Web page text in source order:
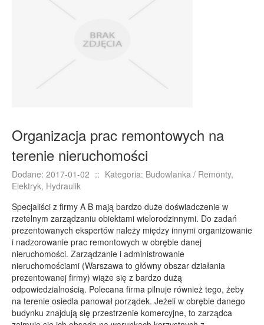
E-BIZNES
Wyposażenie Wnętrz
Sport
Elektronika, RTV, AGD
Art. Dla Zwierząt
Ogród, Rośliny
Chemia
Art. Spożywcze
Materiały Eksploatacyjne
Inne Sklepy
PRZYRZĄDY
Maszyny
Narzędzia
Organizacja prac remontowych na
terenie nieruchomości
Dodane: 2017-01-02 :: Kategoria: Budowlanka / Remonty,
Elektryk, Hydraulik
Specjaliści z firmy A B mają bardzo duże doświadczenie w
rzetelnym zarządzaniu obiektami wielorodzinnymi. Do zadań
prezentowanych ekspertów należy między innymi organizowanie
i nadzorowanie prac remontowych w obrębie danej
nieruchomości. Zarządzanie i administrowanie
nieruchomościami (Warszawa to główny obszar działania
prezentowanej firmy) wiąże się z bardzo dużą
odpowiedzialnością. Polecana firma pilnuje również tego, żeby
na terenie osiedla panował porządek. Jeżeli w obrębie danego
budynku znajdują się przestrzenie komercyjne, to zarządca